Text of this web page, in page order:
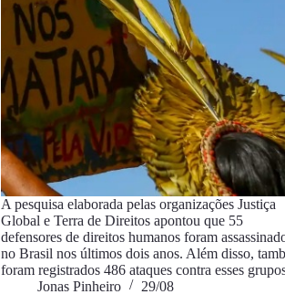
A pesquisa elaborada pelas organizações Justiça
Global e Terra de Direitos apontou que 55
defensores de direitos humanos foram
no Brasil nos últimos dois anos. Além disso,
foram registrados 486 ataques contra esses
Jonas Pinheiro
29/08